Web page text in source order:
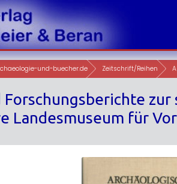
und-buecher.de Zeitschrift/Reihen
Landesmuseum für